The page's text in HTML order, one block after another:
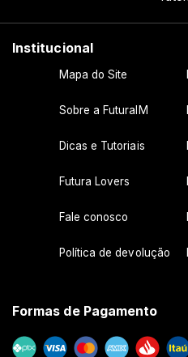
Institucional
Mapa do Site
Sobre a FuturaIM
Dicas e Tutoriais
Futura Lovers
Fale conosco
Política de devolução
Formas de Pagamento